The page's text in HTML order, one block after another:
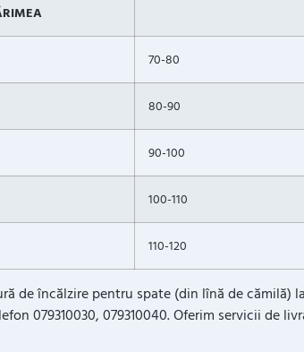
70-80
80-90
90-100
100-110
110-120
de încălzire pentru spate (din lînă de
079310030, 079310040. Oferim servicii de